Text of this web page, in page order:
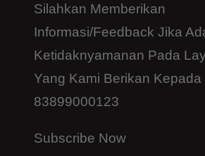
Silahkan Memberikan
Informasi/feedback Jika
Ketidaknyamanan Pada
Yang Kami Berikan Kepada
83899000123
Subscribe Now